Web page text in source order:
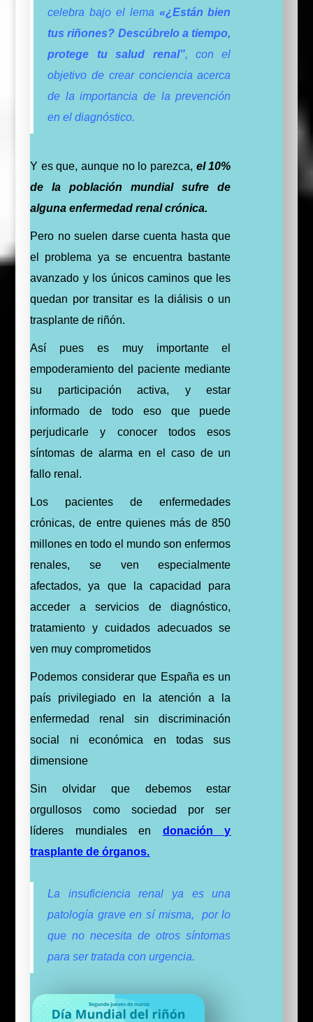
celebra bajo el lema «¿Están bien
tus riñones? Descúbrelo a tiempo,
protege tu salud renal”, con el
objetivo de crear conciencia acerca
de la importancia de la prevención
en el diagnóstico.
Y es que, aunque no lo parezca, el 10%
de la población mundial sufre de
alguna enfermedad renal crónica.
Pero no suelen darse cuenta hasta que
el problema ya se encuentra bastante
avanzado y los únicos caminos que les
quedan por transitar es la diálisis o un
trasplante de riñón.
Así pues es muy importante el
empoderamiento del paciente mediante
su participación activa, y estar
informado de todo eso que puede
perjudicarle y conocer todos esos
síntomas de alarma en el caso de un
fallo renal.
Los pacientes de enfermedades
crónicas, de entre quienes más de 850
millones en todo el mundo son enfermos
renales, se ven especialmente
afectados, ya que la capacidad para
acceder a servicios de diagnóstico,
tratamiento y cuidados adecuados se
ven muy comprometidos
Podemos considerar que España es un
país privilegiado en la atención a la
enfermedad renal sin discriminación
social ni económica en todas sus
dimensione
Sin olvidar que debemos estar
orgullosos como sociedad por ser
líderes mundiales en donación y
trasplante de órganos.
La insuficiencia renal ya es una
patología grave en sí misma, por lo
que no necesita de otros síntomas
para ser tratada con urgencia.